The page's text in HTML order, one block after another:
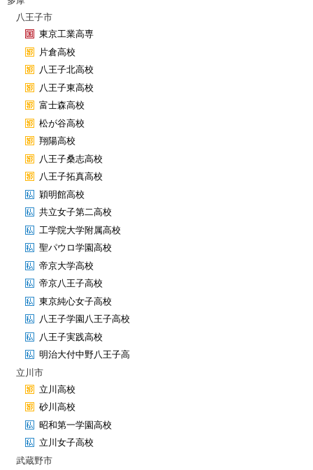
八王子市
東京工業高専
片倉高校
八王子北高校
八王子東高校
富士森高校
松が谷高校
翔陽高校
八王子桑志高校
八王子拓真高校
穎明館高校
共立女子第二高校
工学院大学附属高校
聖パウロ学園高校
帝京大学高校
帝京八王子高校
東京純心女子高校
八王子学園八王子高校
八王子実践高校
明治大付中野八王子高
立川市
立川高校
砂川高校
昭和第一学園高校
立川女子高校
武蔵野市